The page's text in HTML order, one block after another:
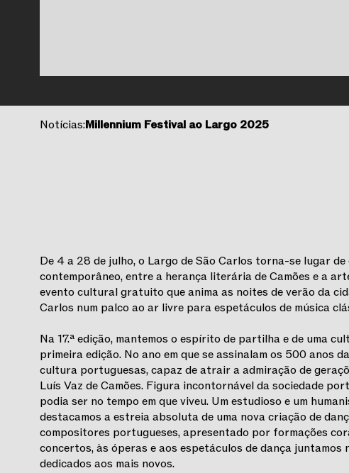
Notícias:Millennium Festival ao Largo 2025
De 4 a 28 de julho, o Largo de São Carlos torna-se lugar
contemporâneo, entre a herança literária de Camões e a
evento cultural gratuito que anima as noites de verão da
Carlos num palco ao ar livre para espetáculos de música
Na 17.ª edição, mantemos o espírito de partilha e de uma
primeira edição. No ano em que se assinalam os 500 anos
cultura portuguesas, capaz de atrair a admiração de
Luís Vaz de Camões. Figura incontornável da sociedade
podia ser no tempo em que viveu. Um estudioso e um
destacamos a estreia absoluta de uma nova criação de
compositores portugueses, apresentado por formações
concertos, às óperas e aos espetáculos de dança
dedicados aos mais novos.